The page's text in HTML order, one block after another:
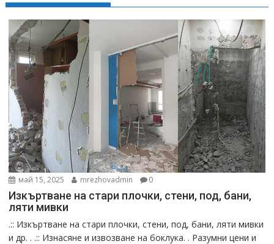
май 15, 2025 mrezhovadmin 0
Изкъртване на стари плочки, стени, под, бани,
ляти мивки
.:: Изкъртване на стари плочки, стени, под, бани, ляти мивки
и др. . .:: Изнасяне и извозване на боклука. . Разумни цени и